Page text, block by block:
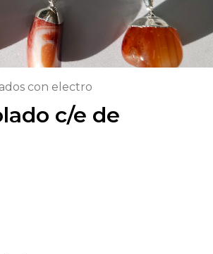
ampliar
con electro
c/e de